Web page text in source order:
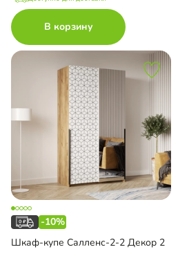
В корзину
-10%
Шкаф-купе Салленс-2-2 Декор 2